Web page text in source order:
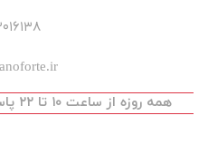
همه روزه از ساعت ۱۰ تا ۲۲ پاسخگوی شما عزیزان هستیم.